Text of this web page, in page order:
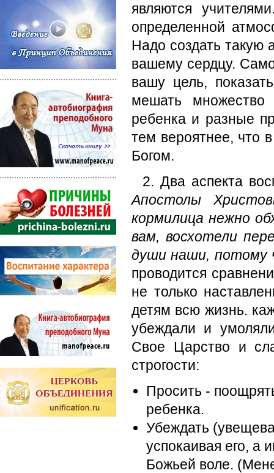
являются
определенной
Надо создать такую
вашему сердцу.
вашу цель,
мешать множество
ребенка и разные
тем вероятнее, что
Богом.
2. Два аспекта
Апостолы
кормилица нежно
вам, восхотели
души наши, потому
проводится
не только
детям всю жизнь.
убеждали и
Свое Царство и
строгости:
Просить -
ребенка.
Убеждать
успокаивая его, а
Божьей воле.